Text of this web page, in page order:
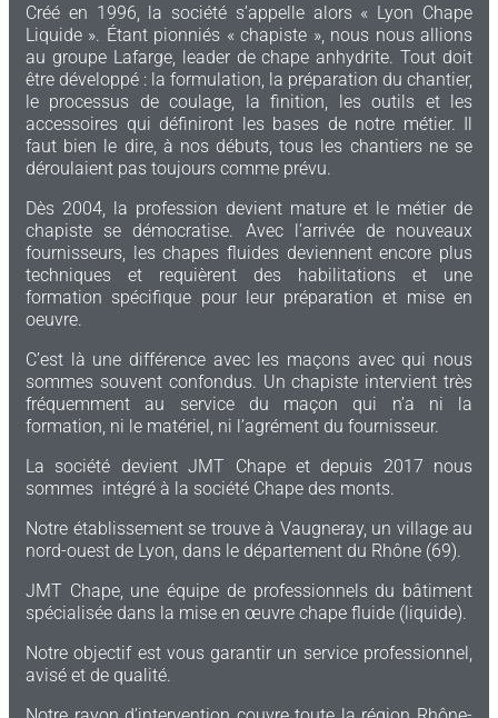
Créé en 1996, la société s’appelle alors « Lyon Chape
Liquide ». Étant pionniés « chapiste », nous nous allions
au groupe Lafarge, leader de chape anhydrite. Tout doit
être développé : la formulation, la préparation du chantier,
le processus de coulage, la finition, les outils et les
accessoires qui définiront les bases de notre métier. Il
faut bien le dire, à nos débuts, tous les chantiers ne se
déroulaient pas toujours comme prévu.
Dès 2004, la profession devient mature et le métier de
chapiste se démocratise. Avec l’arrivée de nouveaux
fournisseurs, les chapes fluides deviennent encore plus
techniques et requièrent des habilitations et une
formation spécifique pour leur préparation et mise en
oeuvre.
C’est là une différence avec les maçons avec qui nous
sommes souvent confondus. Un chapiste intervient très
fréquemment au service du maçon qui n’a ni la
formation, ni le matériel, ni l’agrément du fournisseur.
La société devient JMT Chape et depuis 2017 nous
sommes intégré à la société Chape des monts.
Notre établissement se trouve à Vaugneray, un village au
nord-ouest de Lyon, dans le département du Rhône (69).
JMT Chape, une équipe de professionnels du bâtiment
spécialisée dans la mise en œuvre chape fluide (liquide).
Notre objectif est vous garantir un service professionnel,
avisé et de qualité.